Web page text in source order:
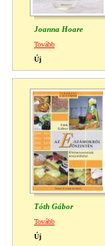
Joanna Hoare
Tovább
Új
Tóth Gábor
Tovább
Új